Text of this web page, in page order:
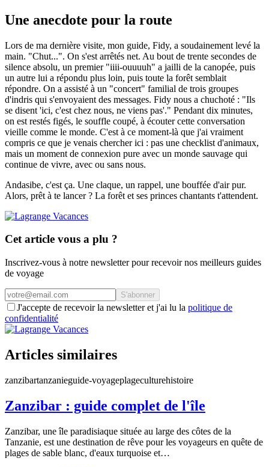
Une anecdote pour la route
Lors de ma dernière visite, mon guide, Fidy, a soudainement levé la
main. "Chut...". On s'est arrêtés net. Au bout de trente secondes de
silence absolu, un premier "iiii-ouuuuh" a jailli de la canopée, puis
un autre lui a répondu plus loin, puis toute la forêt semblait
répondre. On a assisté à un "concert" familial de trois groupes
d'indris qui s'envoyaient des messages. Fidy nous a chuchoté : "Ils
se disent 'ici, c'est chez nous, ne viens pas'." Pendant dix minutes,
on est restés figés, le souffle coupé, à écouter cette conversation
vieille comme le monde. C'est à ce moment-là que j'ai vraiment
compris ce que je venais chercher ici : pas une checklist d'animaux,
mais un moment de connexion pure avec un monde sauvage qui
continue de vivre, avec ou sans nous.
Andasibe, c'est ça. Une claque, un rappel, une bouffée d'air pur.
Alors, prêt à te lancer ? La forêt et ses princes chantants t'attendent.
Cet article vous a plu ?
Inscrivez-vous à notre newsletter pour recevoir nos meilleurs guides
de voyage
S'abonner
J'accepte de recevoir la newsletter et j'ai lu la politique de
confidentialité
Articles similaires
zanzibartanzanieguide-voyageplageculturehistoire
Zanzibar : guide complet de l'île
Zanzibar, une île paradisiaque située au large des côtes de la
Tanzanie, est une destination de rêve pour les voyageurs en quête de
plages de sable blanc, d'eaux turquoise et…